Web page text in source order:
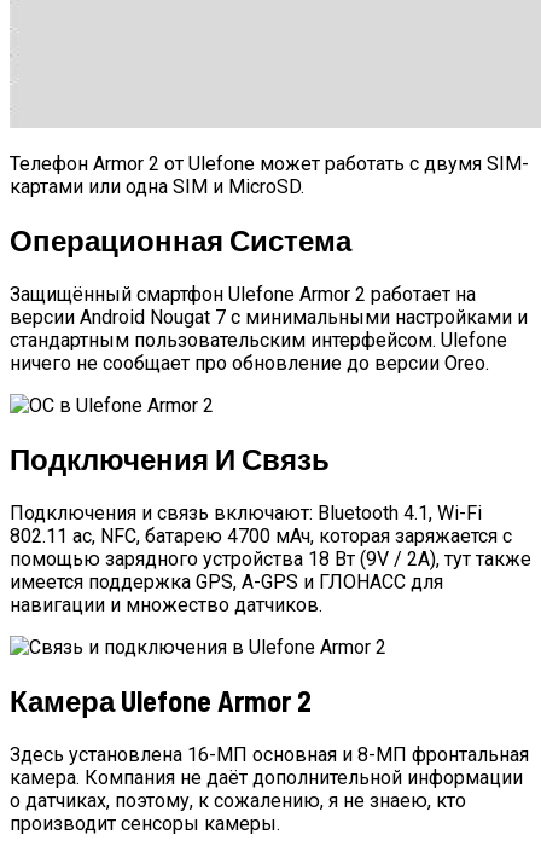
Телефон Armor 2 от Ulefone может работать с двумя SIM-
картами или одна SIM и MicroSD.
Операционная Система
Защищённый смартфон Ulefone Armor 2 работает на
версии Android Nougat 7 с минимальными настройками и
стандартным пользовательским интерфейсом. Ulefone
ничего не сообщает про обновление до версии Oreo.
Подключения И Связь
Подключения и связь включают: Bluetooth 4.1, Wi-Fi
802.11 ac, NFC, батарею 4700 мАч, которая заряжается с
помощью зарядного устройства 18 Вт (9V / 2А), тут также
имеется поддержка GPS, A-GPS и ГЛОНАСС для
навигации и множество датчиков.
Камера Ulefone Armor 2
Здесь установлена 16-МП основная и 8-МП фронтальная
камера. Компания не даёт дополнительной информации
о датчиках, поэтому, к сожалению, я не знаею, кто
производит сенсоры камеры.